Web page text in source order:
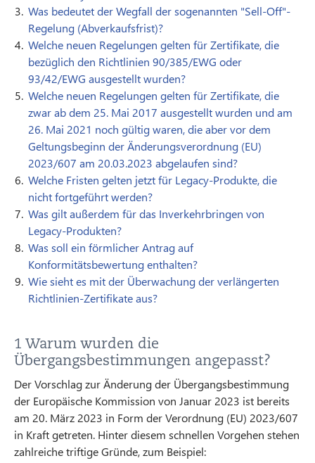
Was bedeutet der Wegfall der sogenannten "Sell-Off"-
Regelung (Abverkaufsfrist)?
Welche neuen Regelungen gelten für Zertifikate, die
bezüglich den Richtlinien 90/385/EWG oder
93/42/EWG ausgestellt wurden?
Welche neuen Regelungen gelten für Zertifikate, die
zwar ab dem 25. Mai 2017 ausgestellt wurden und am
26. Mai 2021 noch gültig waren, die aber vor dem
Geltungsbeginn der Änderungsverordnung (EU)
2023/607 am 20.03.2023 abgelaufen sind?
Welche Fristen gelten jetzt für Legacy-Produkte, die
nicht fortgeführt werden?
Was gilt außerdem für das Inverkehrbringen von
Legacy-Produkten?
Was soll ein förmlicher Antrag auf
Konformitätsbewertung enthalten?
Wie sieht es mit der Überwachung der verlängerten
Richtlinien-Zertifikate aus?
1 Warum wurden die
Übergangsbestimmungen angepasst?
Der Vorschlag zur Änderung der Übergangsbestimmung
der Europäische Kommission von Januar 2023 ist bereits
am 20. März 2023 in Form der Verordnung (EU) 2023/607
in Kraft getreten. Hinter diesem schnellen Vorgehen stehen
zahlreiche triftige Gründe, zum Beispiel: